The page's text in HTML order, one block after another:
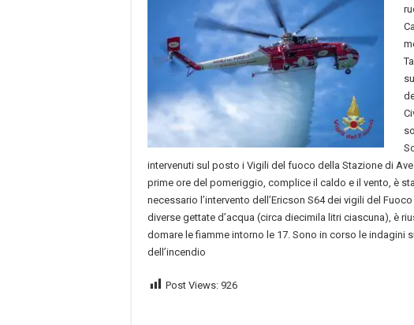
intervenuti sul posto i Vigili del fuoco della Stazione di
prime ore del pomeriggio, complice il caldo e il vento, è
necessario l’intervento dell’Ericson S64 dei vigili del
diverse gettate d’acqua (circa diecimila litri ciascuna), è
domare le fiamme intorno le 17. Sono in corso le indagini
dell’incendio
Post Views: 926